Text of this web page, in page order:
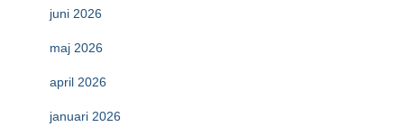
juni 2026
maj 2026
april 2026
januari 2026